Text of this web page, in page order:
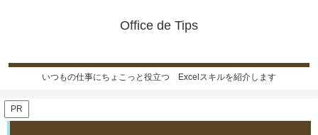
Office de Tips
いつもの仕事にちょこっと役立つ Excelスキルを紹介します
PR